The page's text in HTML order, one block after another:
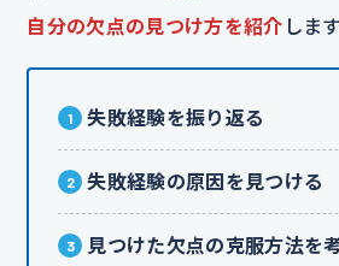
自分の欠点の見つけ方を紹介 します
失敗経験を振り返る
失敗経験の原因を見つける
見つけた欠点の克服方法を